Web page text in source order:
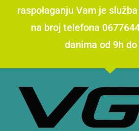
raspolaganju Vam je
na broj telefona
danima od 9h do